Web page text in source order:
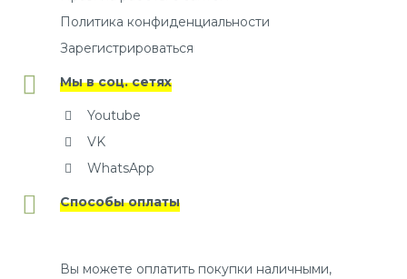
Политика конфиденциальности
Зарегистрироваться
Мы в соц. сетях
Youtube
VK
WhatsApp
Способы оплаты
Вы можете оплатить покупки наличными,